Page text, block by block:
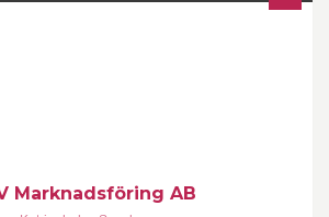
Marknadsföring AB